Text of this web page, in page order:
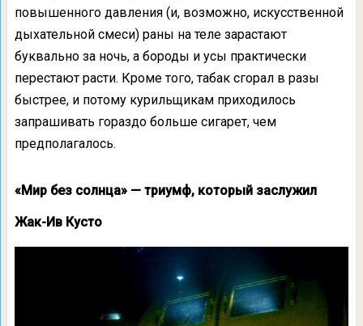
повышенного давления (и, возможно, искусственной
дыхательной смеси) раны на теле зарастают
буквально за ночь, а бороды и усы практически
перестают расти. Кроме того, табак сгорал в разы
быстрее, и потому курильщикам приходилось
запрашивать гораздо больше сигарет, чем
предполагалось.
«Мир без солнца» — триумф, который заслужил
Жак-Ив Кусто